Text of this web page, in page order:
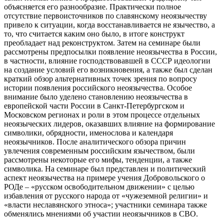
объясняется его разнообразие. Практически полное
отсутствие первоисточников по славянскому неоязычеству
привело к ситуации, когда восстанавливается не язычество, а
то, что считается каким оно было, в итоге конструкт
преобладает над реконструктом. Затем на семинаре были
рассмотрены предпосылки появление неоязычества в России,
в частности, влияние господствовавшей в СССР идеологии
на создание условий его возникновения, а также был сделан
краткий обзор альтернативных точек зрения по вопросу
истории появления российского неоязычества. Особое
внимание было уделено становлению неоязычества в
европейской части России в Санкт-Петербургском и
Московском регионах и роли в этом процессе отдельных
неоязыческих лидеров, оказавших влияние на формирование
символики, обрядности, именослова и календаря
неоязычников. После аналитического обзора причин
увлечения современным российским язычеством, были
рассмотрены некоторые его мифы, тенденции, а также
символика. На семинаре был представлен и политический
аспект неоязычества на примере учения Добровольского о
РОДе – «русском освободительном движении» с целью
избавления от русского народа от «чужеземной религии» и
«власти неславянского этноса»; участники семинара также
обменялись мнениями об участии неоязычников в СВО.